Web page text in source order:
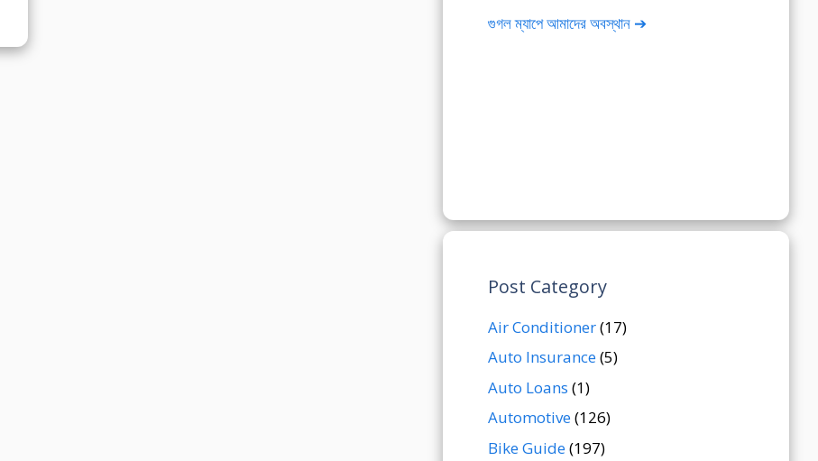
গুগল ম্যাপে আমাদের অবস্থান ➔
Post Category
Air Conditioner(17)
Auto Insurance(5)
Auto Loans (1)
Automotive(126)
Bike Guide(197)